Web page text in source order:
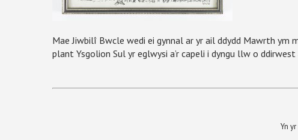
Mae Jiwbilî Bwcle wedi ei gynnal ar yr ail ddydd Mawrth ym
plant Ysgolion Sul yr eglwysi a’r capeli i dyngu llw o
Yn